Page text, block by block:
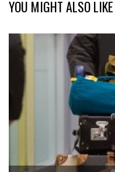
YOU MIGHT ALSO LIKE